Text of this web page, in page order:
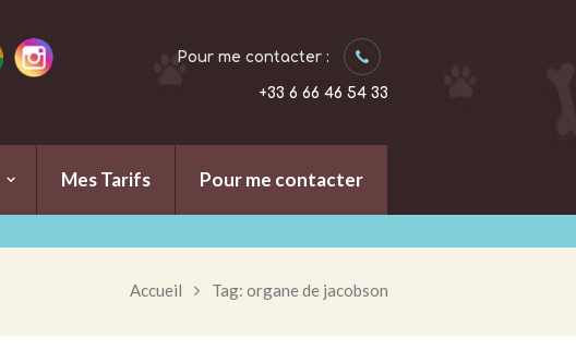
Pour me contacter :
+33 6 66 46 54 33
Mes Tarifs Pour me contacter
Accueil Tag: organe de jacobson